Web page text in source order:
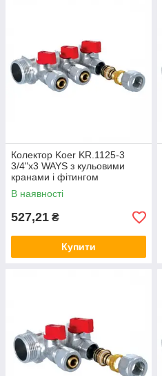
Колектор Koer KR.1125-3
3/4"x3 WAYS з кульовими
кранами і фітингом
В наявності
527,21 ₴
Купити